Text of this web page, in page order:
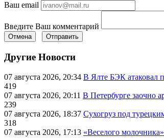
Ваш email
Введите Ваш комментарий
Отмена Отправить
Другие Новости
07 августа 2026, 20:34 В Ялте БЭК атаковал
419
07 августа 2026, 20:11 В Петербурге заочно
239
07 августа 2026, 18:37 Сухогруз под
318
07 августа 2026, 17:13 «Веселого